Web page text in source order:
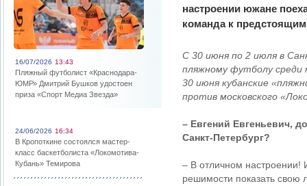
16/07/2026 13:43
Пляжный футболист «Краснодара-
ЮМР» Дмитрий Бушков удостоен
приза «Спорт Медиа Звезда»
24/06/2026 16:34
В Кропоткине состоялся мастер-
класс баскетболиста «Локомотива-
Кубань» Темирова
настроении южане
команда к
С 30 июня по 2 июля в
пляжному футболу среди
30 июня кубанские
против московского
– Евгений Евгеньевич,
Санкт-Петербург?
– В отличном настроении!
решимости показать свою